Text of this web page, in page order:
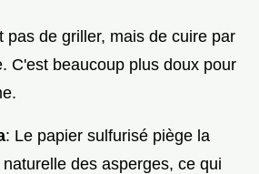
pas de griller, mais de cuire par
C'est beaucoup plus doux pour
: Le papier sulfurisé piège la
des asperges, ce qui